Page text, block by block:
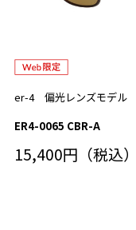
er-4 偏光レンズモデル
ER4-0065 CBR-A
15,400円（税込）